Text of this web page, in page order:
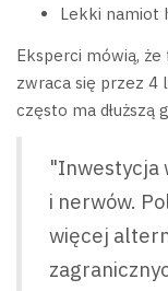
Lekki namiot
Eksperci mówią,
zwraca się przez 4
często ma dłuższą
"Inwestycja
i nerwów.
więcej